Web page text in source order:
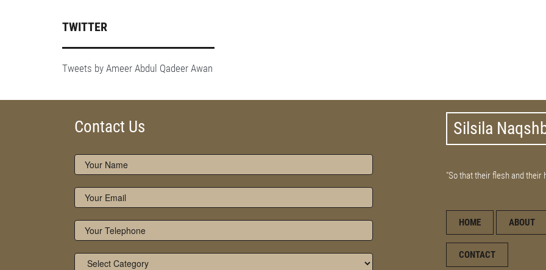
TWITTER
Tweets by Ameer Abdul Qadeer Awan
Contact Us Silsila
"So that their flesh and their
HOME ABOUT
CONTACT